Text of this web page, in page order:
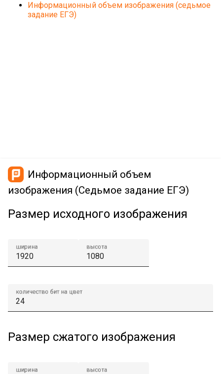
Информационный объем изображения (седьмое
задание ЕГЭ)
Информационный объем
изображения (Cедьмое задание ЕГЭ)
Размер исходного изображения
ширина высота
количество бит на цвет
Размер сжатого изображения
ширина высота